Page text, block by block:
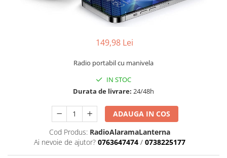
149,98 Lei
Radio portabil cu manivela
IN STOC
Durata de livrare: 24/48h
ADAUGA IN COS
Cod Produs: RadioAlaramaLanterna
Ai nevoie de ajutor? 0763647474 / 0738225177